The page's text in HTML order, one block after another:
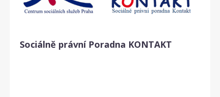
Sociálně právní Poradna KONTAKT